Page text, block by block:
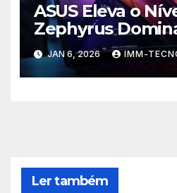
ASUS Eleva o
Zephyrus
2026 com
IA de Ponta
JAN 6, 2026 IMM-
Ler também